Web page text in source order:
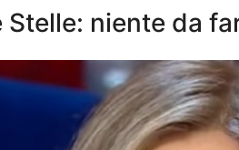
Stelle: niente da